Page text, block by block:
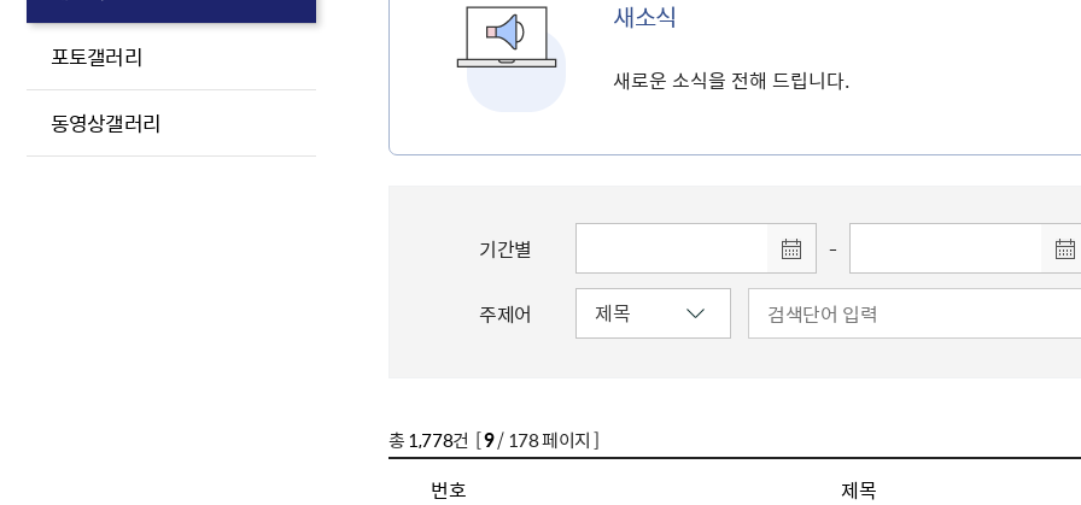
포토갤러리
동영상갤러리
새소식
새로운 소식을 전해 드립니다.
기간별 -
주제어
총1,778건 [9/ 178 페이지 ]
번호 제목